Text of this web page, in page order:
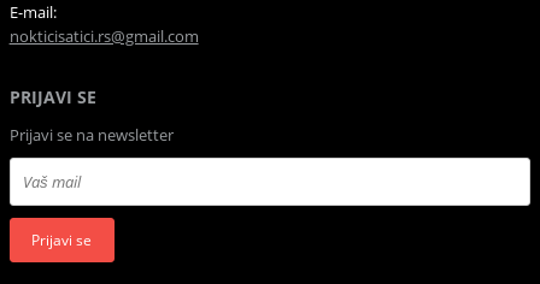
E-mail:
nokticisatici.rs@gmail.com
PRIJAVI SE
Prijavi se na newsletter
Prijavi se